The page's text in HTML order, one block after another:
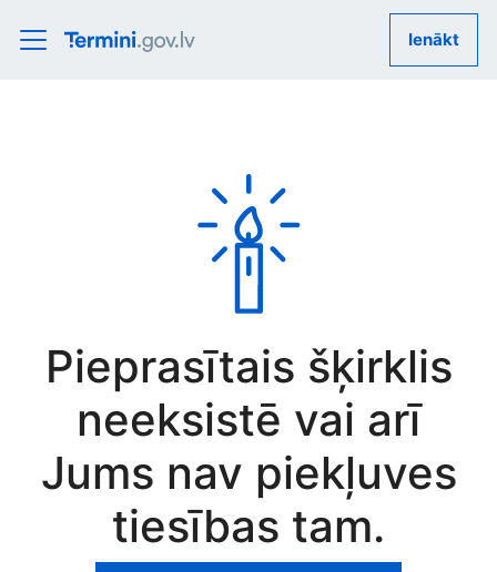
Ienākt
Pieprasītais šķirklis
neeksistē vai arī
Jums nav piekļuves
tiesības tam.